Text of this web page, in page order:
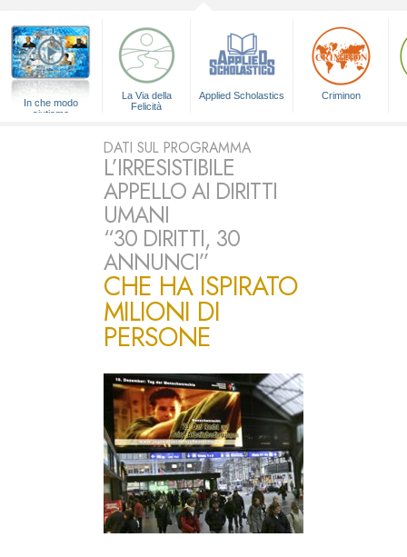
In che modo
aiutiamo
La Via della
Felicità
Applied Scholastics Criminon
DATI SUL PROGRAMMA
L’IRRESISTIBILE
APPELLO AI DIRITTI
UMANI
“30 DIRITTI, 30
ANNUNCI”
CHE HA ISPIRATO
MILIONI DI
PERSONE